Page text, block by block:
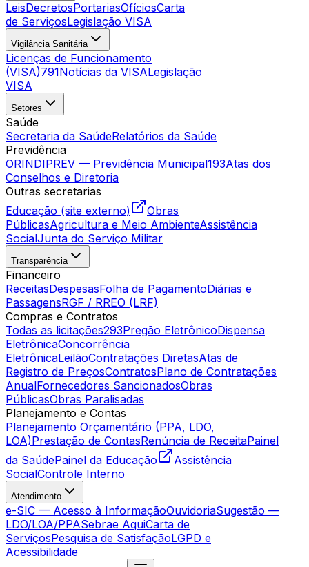
LeisDecretosPortariasOfíciosCarta
de ServiçosLegislação VISA
Vigilância Sanitária
Licenças de Funcionamento
(VISA)791Notícias da VISALegislação
VISA
Setores
Saúde
Secretaria da SaúdeRelatórios da Saúde
Previdência
ORINDIPREV — Previdência Municipal193Atas dos
Conselhos e Diretoria
Outras secretarias
Educação (site externo)
Obras
PúblicasAgricultura e Meio AmbienteAssistência
SocialJunta do Serviço Militar
Transparência
Financeiro
ReceitasDespesasFolha de PagamentoDiárias e
PassagensRGF / RREO (LRF)
Compras e Contratos
Todas as licitações293Pregão EletrônicoDispensa
EletrônicaConcorrência
EletrônicaLeilãoContratações DiretasAtas de
Registro de PreçosContratosPlano de Contratações
AnualFornecedores SancionadosObras
PúblicasObras Paralisadas
Planejamento e Contas
Planejamento Orçamentário (PPA, LDO,
LOA)Prestação de ContasRenúncia de ReceitaPainel
da SaúdePainel da Educação
Assistência
SocialControle Interno
Atendimento
e-SIC — Acesso à InformaçãoOuvidoriaSugestão —
LDO/LOA/PPASebrae AquiCarta de
ServiçosPesquisa de SatisfaçãoLGPD e
Acessibilidade